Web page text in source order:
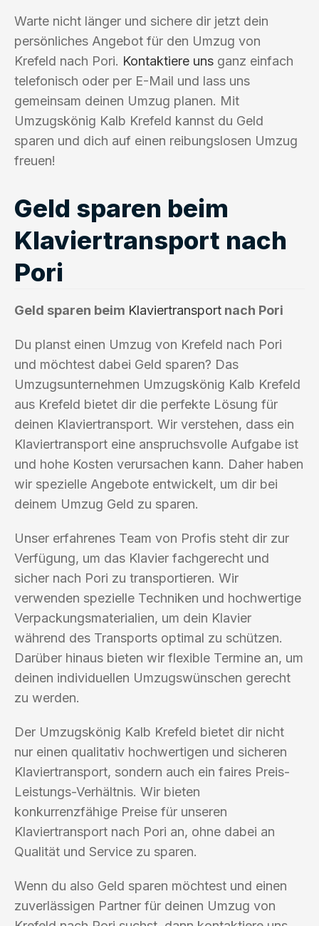
Warte nicht länger und sichere dir jetzt dein
persönliches Angebot für den Umzug von
Krefeld nach Pori. Kontaktiere uns ganz einfach
telefonisch oder per E-Mail und lass uns
gemeinsam deinen Umzug planen. Mit
Umzugskönig Kalb Krefeld kannst du Geld
sparen und dich auf einen reibungslosen Umzug
freuen!
Geld sparen beim
Klaviertransport nach
Pori
Geld sparen beim Klaviertransport nach Pori
Du planst einen Umzug von Krefeld nach Pori
und möchtest dabei Geld sparen? Das
Umzugsunternehmen Umzugskönig Kalb Krefeld
aus Krefeld bietet dir die perfekte Lösung für
deinen Klaviertransport. Wir verstehen, dass ein
Klaviertransport eine anspruchsvolle Aufgabe ist
und hohe Kosten verursachen kann. Daher haben
wir spezielle Angebote entwickelt, um dir bei
deinem Umzug Geld zu sparen.
Unser erfahrenes Team von Profis steht dir zur
Verfügung, um das Klavier fachgerecht und
sicher nach Pori zu transportieren. Wir
verwenden spezielle Techniken und hochwertige
Verpackungsmaterialien, um dein Klavier
während des Transports optimal zu schützen.
Darüber hinaus bieten wir flexible Termine an, um
deinen individuellen Umzugswünschen gerecht
zu werden.
Der Umzugskönig Kalb Krefeld bietet dir nicht
nur einen qualitativ hochwertigen und sicheren
Klaviertransport, sondern auch ein faires Preis-
Leistungs-Verhältnis. Wir bieten
konkurrenzfähige Preise für unseren
Klaviertransport nach Pori an, ohne dabei an
Qualität und Service zu sparen.
Wenn du also Geld sparen möchtest und einen
zuverlässigen Partner für deinen Umzug von